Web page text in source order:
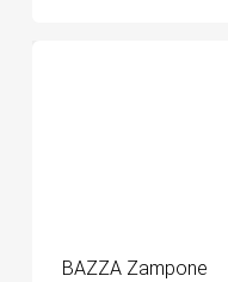
BAZZA Zampone